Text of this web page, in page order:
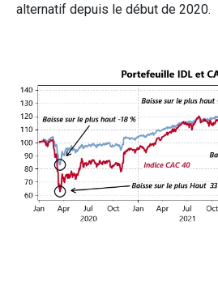
alternatif depuis le début de 2020.